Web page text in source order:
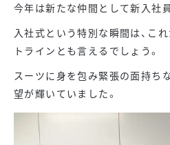
今年は新たな仲間として新入社
入社式という特別な瞬間は、こ
トラインとも言えるでしょう。
スーツに身を包み緊張の面持ち
望が輝いていました。